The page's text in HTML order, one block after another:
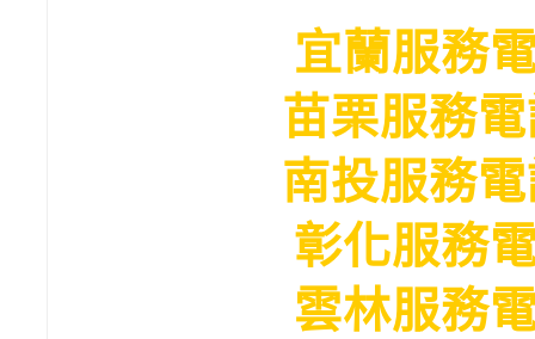
宜蘭服務
苗栗服務
南投服務
彰化服務
雲林服務